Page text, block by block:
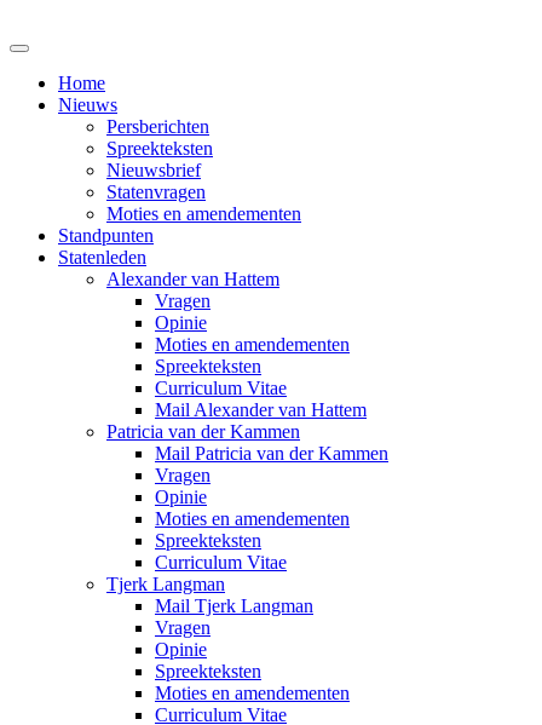
Home
Nieuws
Persberichten
Spreekteksten
Nieuwsbrief
Statenvragen
Moties en amendementen
Standpunten
Statenleden
Alexander van Hattem
Vragen
Opinie
Moties en amendementen
Spreekteksten
Curriculum Vitae
Mail Alexander van Hattem
Patricia van der Kammen
Mail Patricia van der Kammen
Vragen
Opinie
Moties en amendementen
Spreekteksten
Curriculum Vitae
Tjerk Langman
Mail Tjerk Langman
Vragen
Opinie
Spreekteksten
Moties en amendementen
Curriculum Vitae